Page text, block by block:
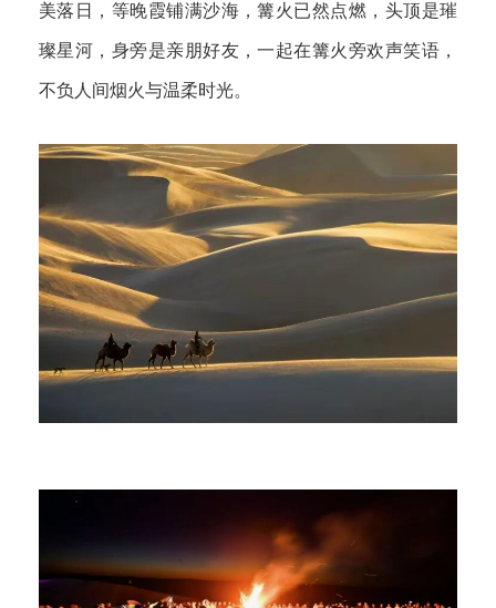
美落日，等晚霞铺满沙海，篝火已然点燃，头顶是璀
璨星河，身旁是亲朋好友，一起在篝火旁欢声笑语，
不负人间烟火与温柔时光。